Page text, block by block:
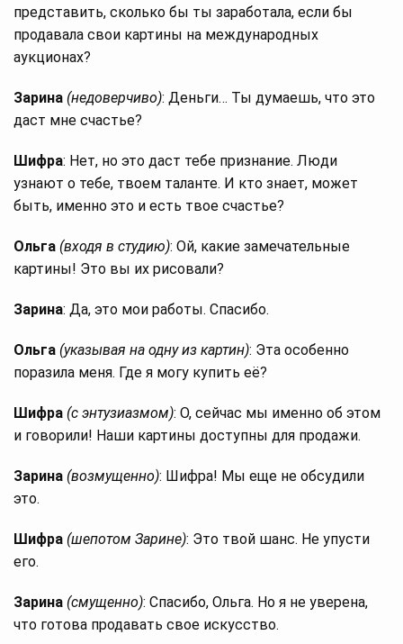
представить, сколько бы ты заработала, если бы
продавала свои картины на международных
аукционах?
Зарина (недоверчиво): Деньги… Ты думаешь, что это
даст мне счастье?
Шифра: Нет, но это даст тебе признание. Люди
узнают о тебе, твоем таланте. И кто знает, может
быть, именно это и есть твое счастье?
Ольга (входя в студию): Ой, какие замечательные
картины! Это вы их рисовали?
Зарина: Да, это мои работы. Спасибо.
Ольга (указывая на одну из картин): Эта особенно
поразила меня. Где я могу купить её?
Шифра (с энтузиазмом): О, сейчас мы именно об этом
и говорили! Наши картины доступны для продажи.
Зарина (возмущенно): Шифра! Мы еще не обсудили
это.
Шифра (шепотом Зарине): Это твой шанс. Не упусти
его.
Зарина (смущенно): Спасибо, Ольга. Но я не уверена,
что готова продавать свое искусство.